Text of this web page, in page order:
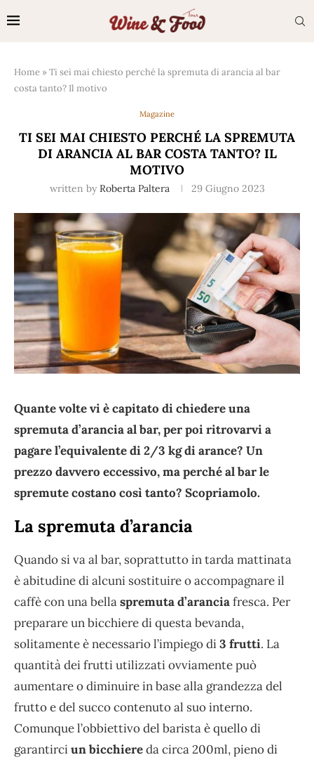
Home »Ti sei mai chiesto perché la spremuta di arancia al bar
costa tanto? Il motivo
Magazine
TI SEI MAI CHIESTO PERCHÉ LA SPREMUTA
DI ARANCIA AL BAR COSTA TANTO? IL
MOTIVO
written by Roberta Paltera 29 Giugno 2023
Quante volte vi è capitato di chiedere una
spremuta d’arancia al bar, per poi ritrovarvi a
pagare l’equivalente di 2/3 kg di arance? Un
prezzo davvero eccessivo, ma perché al bar le
spremute costano così tanto? Scopriamolo.
La spremuta d’arancia
Quando si va al bar, soprattutto in tarda mattinata
è abitudine di alcuni sostituire o accompagnare il
caffè con una bellaspremuta d’aranciafresca. Per
preparare un bicchiere di questa bevanda,
solitamente è necessario l’impiego di3 frutti. La
quantità dei frutti utilizzati ovviamente può
aumentare o diminuire in base alla grandezza del
frutto e del succo contenuto al suo interno.
Comunque l’obbiettivo del barista è quello di
garantirciun bicchiereda circa 200ml, pieno di